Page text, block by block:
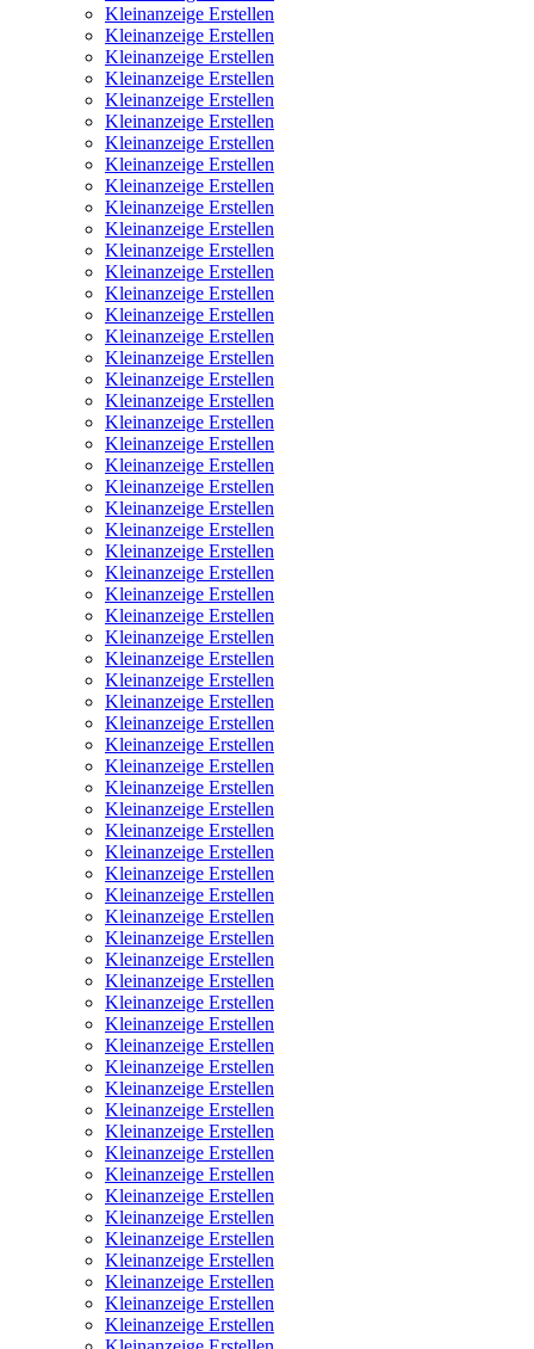
Kleinanzeige Erstellen
Kleinanzeige Erstellen
Kleinanzeige Erstellen
Kleinanzeige Erstellen
Kleinanzeige Erstellen
Kleinanzeige Erstellen
Kleinanzeige Erstellen
Kleinanzeige Erstellen
Kleinanzeige Erstellen
Kleinanzeige Erstellen
Kleinanzeige Erstellen
Kleinanzeige Erstellen
Kleinanzeige Erstellen
Kleinanzeige Erstellen
Kleinanzeige Erstellen
Kleinanzeige Erstellen
Kleinanzeige Erstellen
Kleinanzeige Erstellen
Kleinanzeige Erstellen
Kleinanzeige Erstellen
Kleinanzeige Erstellen
Kleinanzeige Erstellen
Kleinanzeige Erstellen
Kleinanzeige Erstellen
Kleinanzeige Erstellen
Kleinanzeige Erstellen
Kleinanzeige Erstellen
Kleinanzeige Erstellen
Kleinanzeige Erstellen
Kleinanzeige Erstellen
Kleinanzeige Erstellen
Kleinanzeige Erstellen
Kleinanzeige Erstellen
Kleinanzeige Erstellen
Kleinanzeige Erstellen
Kleinanzeige Erstellen
Kleinanzeige Erstellen
Kleinanzeige Erstellen
Kleinanzeige Erstellen
Kleinanzeige Erstellen
Kleinanzeige Erstellen
Kleinanzeige Erstellen
Kleinanzeige Erstellen
Kleinanzeige Erstellen
Kleinanzeige Erstellen
Kleinanzeige Erstellen
Kleinanzeige Erstellen
Kleinanzeige Erstellen
Kleinanzeige Erstellen
Kleinanzeige Erstellen
Kleinanzeige Erstellen
Kleinanzeige Erstellen
Kleinanzeige Erstellen
Kleinanzeige Erstellen
Kleinanzeige Erstellen
Kleinanzeige Erstellen
Kleinanzeige Erstellen
Kleinanzeige Erstellen
Kleinanzeige Erstellen
Kleinanzeige Erstellen
Kleinanzeige Erstellen
Kleinanzeige Erstellen